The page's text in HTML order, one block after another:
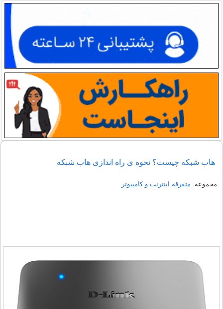
هاب شبکه چیست؟ نحوه ی راه اندازی هاب شبکه
مجموعه: متفرقه اينترنت و كامپيوتر